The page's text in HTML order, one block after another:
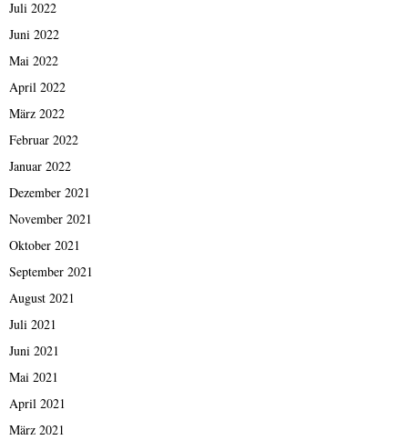
Juli 2022
Juni 2022
Mai 2022
April 2022
März 2022
Februar 2022
Januar 2022
Dezember 2021
November 2021
Oktober 2021
September 2021
August 2021
Juli 2021
Juni 2021
Mai 2021
April 2021
März 2021